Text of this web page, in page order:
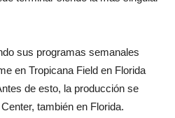
sus programas semanales
en Tropicana Field en Florida
de esto, la producción se
también en Florida.